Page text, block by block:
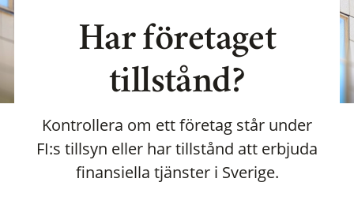
Har företaget
tillstånd?
Kontrollera om ett företag står under
FI:s tillsyn eller har tillstånd att erbjuda
finansiella tjänster i Sverige.